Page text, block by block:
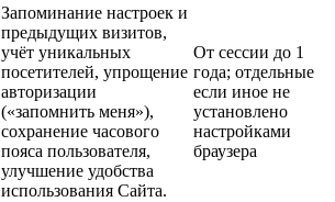
Запоминание настроек и
предыдущих визитов,
учёт уникальных
посетителей, упрощение
авторизации
(«запомнить меня»),
сохранение часового
пояса пользователя,
улучшение удобства
использования Сайта.
От сессии до 1
года; отдельные
если иное не
установлено
настройками
браузера